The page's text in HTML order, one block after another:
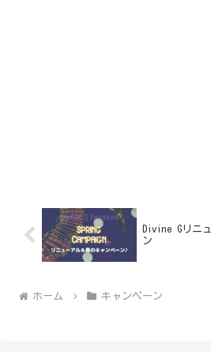
Divine Gリニ
ン
ホーム キャンペーン